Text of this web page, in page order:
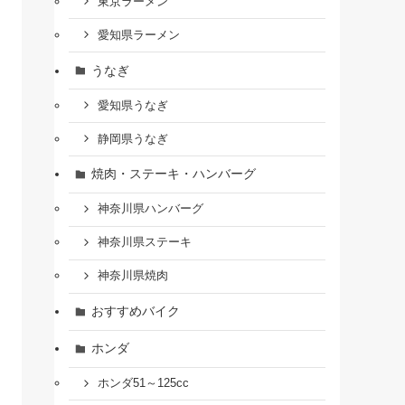
愛知県ラーメン
うなぎ
愛知県うなぎ
静岡県うなぎ
焼肉・ステーキ・ハンバーグ
神奈川県ハンバーグ
神奈川県ステーキ
神奈川県焼肉
おすすめバイク
ホンダ
ホンダ51～125cc